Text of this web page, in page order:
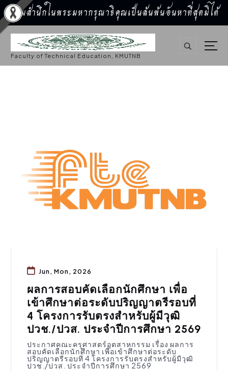
น้อมสำนึกในพระมหากรุณาธิคุณเป็นล้นพ้นอันหาที่สุดมิได้
S
k
o
Faculty of Technical Education, KMUTNB
Jun, Mon, 2026
ผลการสอบคัดเลือกนักศึกษา เพื่อ
เข้าศึกษาต่อระดับปริญญาตรีรอบที่
4 โครงการรับตรงสําหรับผู้มีวุฒิ
ปวช./ปวส. ประจําปีการศึกษา 2569
ประกาศคณะครุศาสตร์อุตสาหกรรม เรื่อง ผลการ
สอบคัดเลือกนักศึกษา เพื่อเข้าศึกษาต่อระดับ
ปริญญาตรีรอบที่ 4 โครงการรับตรงสําหรับผู้มีวุฒิ
ปวช./ปวส. ประจําปีการศึกษา 2569